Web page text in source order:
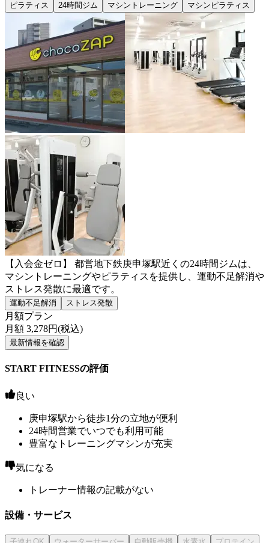
ピラティス
24時間ジム マシントレーニング マシンピラティス
【入会金ゼロ】 都営地下鉄庚申塚駅近くの24時間ジムは、
マシントレーニングやピラティスを提供し、運動不足解消や
ストレス発散に最適です。
運動不足解消 ストレス発散
月額プラン
月額 3,278円(税込)
最新情報を確認
START FITNESSの評価
良い
庚申塚駅から徒歩1分の立地が便利
24時間営業でいつでも利用可能
豊富なトレーニングマシンが充実
気になる
トレーナー情報の記載がない
設備・サービス